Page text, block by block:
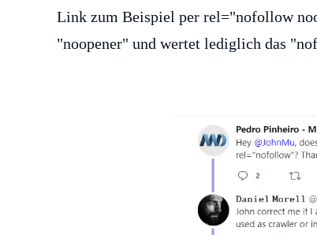
Link zum Beispiel per rel="nofollow
"noopener" und wertet lediglich das